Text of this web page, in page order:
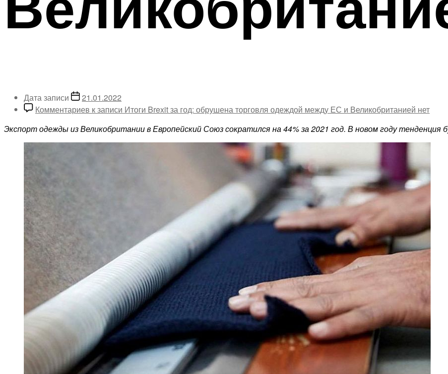
Дата записи
21.01.2022
Комментариев к записи Итоги Brexit за год: обрушена торговля одеждой между ЕС и Великобританией нет
Экспорт одежды из Великобритании в Европейский Союз сократился на 44% за 2021 год. В новом году тенденция